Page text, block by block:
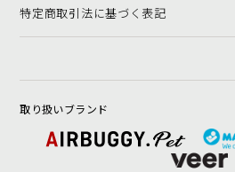
特定商取引法に基づく表記
取り扱いブランド